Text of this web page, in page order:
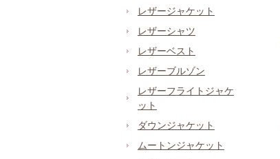
レザージャケット
レザーシャツ
レザーベスト
レザーブルゾン
レザーフライトジャケ
ット
ダウンジャケット
ムートンジャケット